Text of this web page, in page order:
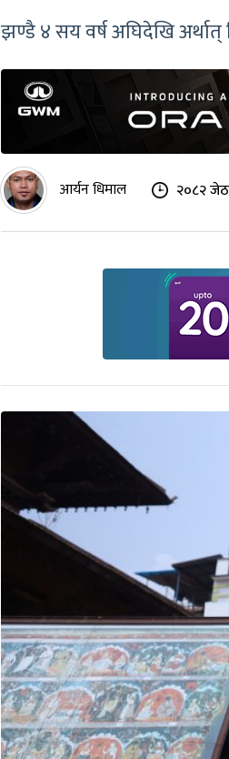
झण्डै ४ सय वर्ष अघिदेखि
आर्यन धिमाल २०८२